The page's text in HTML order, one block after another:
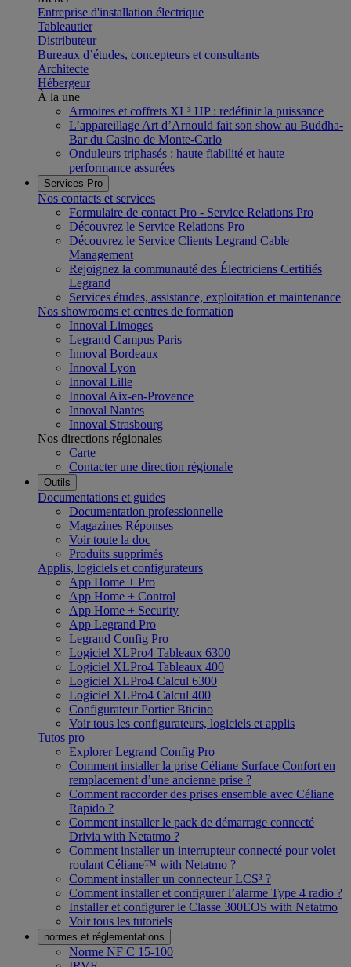
Entreprise d'installation électrique
Tableautier
Distributeur
Bureaux d’études, concepteurs et consultants
Architecte
Hébergeur
À la une
Armoires et coffrets XL³ HP : redéfinir la puissance
L’appareillage Art d’Arnould fait son show au Buddha-
Bar du Casino de Monte-Carlo
Onduleurs triphasés : haute fiabilité et haute
performance assurées
Services Pro
Nos contacts et services
Formulaire de contact Pro - Service Relations Pro
Découvrez le Service Relations Pro
Découvrez le Service Clients Legrand Cable
Management
Rejoignez la communauté des Électriciens Certifiés
Legrand
Services études, assistance, exploitation et maintenance
Nos showrooms et centres de formation
Innoval Limoges
Legrand Campus Paris
Innoval Bordeaux
Innoval Lyon
Innoval Lille
Innoval Aix-en-Provence
Innoval Nantes
Innoval Strasbourg
Nos directions régionales
Carte
Contacter une direction régionale
Outils
Documentations et guides
Documentation professionnelle
Magazines Réponses
Voir toute la doc
Produits supprimés
Applis, logiciels et configurateurs
App Home + Pro
App Home + Control
App Home + Security
App Legrand Pro
Legrand Config Pro
Logiciel XLPro4 Tableaux 6300
Logiciel XLPro4 Tableaux 400
Logiciel XLPro4 Calcul 6300
Logiciel XLPro4 Calcul 400
Configurateur Portier Bticino
Voir tous les configurateurs, logiciels et applis
Tutos pro
Explorer Legrand Config Pro
Comment installer la prise Céliane Surface Confort en
remplacement d’une ancienne prise ?
Comment raccorder des prises ensemble avec Céliane
Rapido ?
Comment installer le pack de démarrage connecté
Drivia with Netatmo ?
Comment installer un interrupteur connecté pour volet
roulant Céliane™ with Netatmo ?
Comment installer un connecteur LCS³ ?
Comment installer et configurer l’alarme Type 4 radio ?
Installer et configurer le Classe 300EOS with Netatmo
Voir tous les tutoriels
normes et réglementations
Norme NF C 15-100